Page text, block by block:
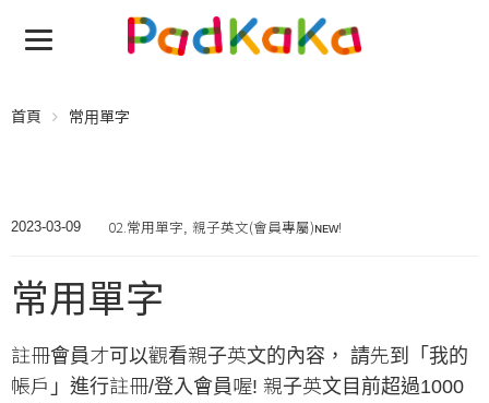
首頁 常用單字
2023-03-09 02.常用單字, 親子英文(會員專屬)ɴᴇᴡ!
常用單字
註冊會員才可以觀看親子英文的內容， 請先到「我的
帳戶」進行註冊/登入會員喔! 親子英文目前超過1000